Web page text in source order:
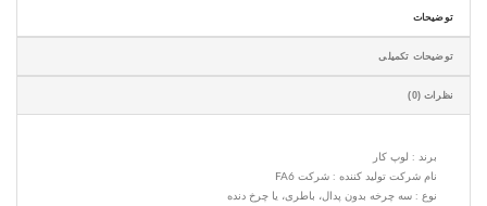
توضیحات
توضیحات تکمیلی
نظرات (0)
برند : لوپ کار
نام شرکت تولید کننده : شرکت FA6
نوع : سه چرخه بدون پدال، باطری، یا چرخ دنده